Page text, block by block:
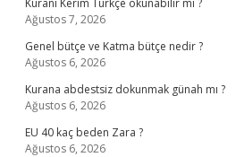
Kuranı Kerim Türkçe okunabilir mi ?
Ağustos 7, 2026
Genel bütçe ve Katma bütçe nedir ?
Ağustos 6, 2026
Kurana abdestsiz dokunmak günah mı ?
Ağustos 6, 2026
EU 40 kaç beden Zara ?
Ağustos 6, 2026